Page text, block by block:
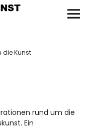
die Kunst
rund um die
Ein